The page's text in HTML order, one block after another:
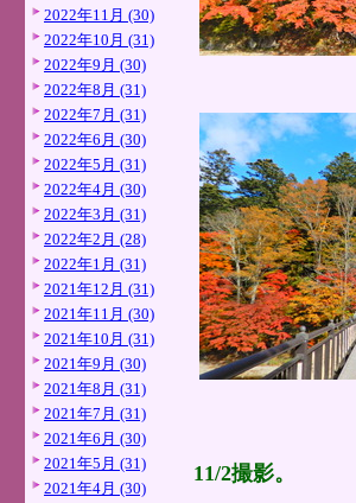
2022年11月 (30)
2022年10月 (31)
2022年9月 (30)
2022年8月 (31)
2022年7月 (31)
2022年6月 (30)
2022年5月 (31)
2022年4月 (30)
2022年3月 (31)
2022年2月 (28)
2022年1月 (31)
2021年12月 (31)
2021年11月 (30)
2021年10月 (31)
2021年9月 (30)
2021年8月 (31)
2021年7月 (31)
2021年6月 (30)
2021年5月 (31)
2021年4月 (30)
11/2撮影。